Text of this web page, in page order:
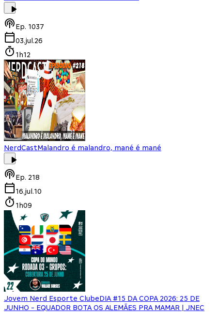
Ep. 1037
03.jul.26
1h12
NerdCastMalandro é malandro, mané é mané
Ep. 218
16.jul.10
1h09
Jovem Nerd Esporte ClubeDIA #15 DA COPA 2026: 25 DE
JUNHO - EQUADOR BOTA OS ALEMÃES PRA MAMAR | JNEC